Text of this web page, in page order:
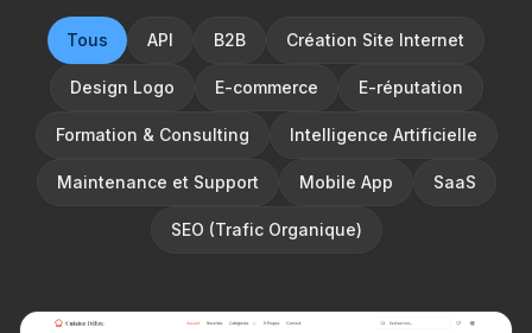
Tous API B2B Création Site Internet
Design Logo E-commerce E-réputation
Formation & Consulting Intelligence Artificielle
Maintenance et Support Mobile App SaaS
SEO (Trafic Organique)